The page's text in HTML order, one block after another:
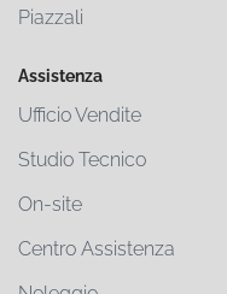
Piazzali
Assistenza
Ufficio Vendite
Studio Tecnico
On-site
Centro Assistenza